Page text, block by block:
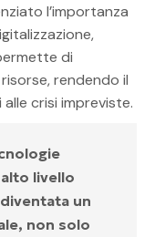
l’importanza
di
rendendo il
crisi impreviste.
livello
un
non solo